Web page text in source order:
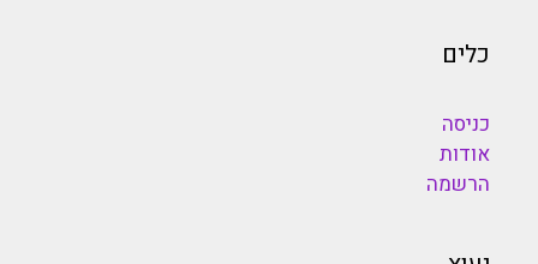
כלים
כניסה
אודות
הרשמה